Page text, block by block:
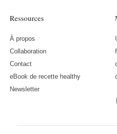
Ressources
À propos
Collaboration
Contact
eBook de recette healthy
Newsletter